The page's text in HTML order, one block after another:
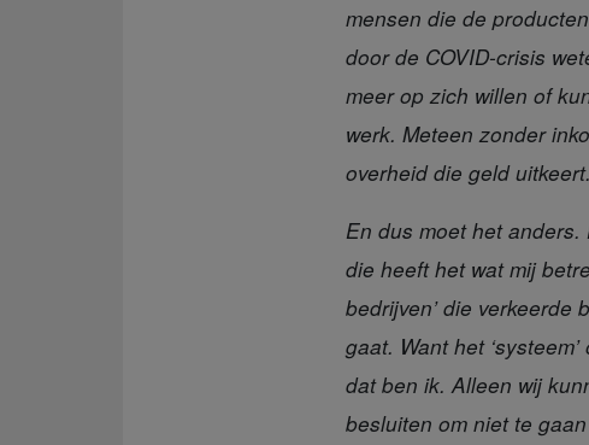
mensen die de
door de COVID-crisis
meer op zich willen of
werk. Meteen zonder
overheid die geld uitkeert.
En dus moet het anders.
die heeft het wat mij
bedrijven’ die verkeerde
gaat. Want het
dat ben ik. Alleen wij
besluiten om niet te